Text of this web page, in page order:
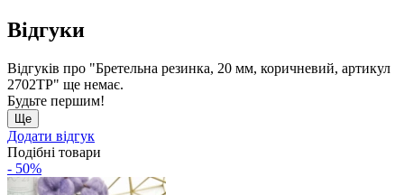
Відгуки
Відгуків про "Бретельна резинка, 20 мм, коричневий, артикул
2702ТР" ще немає.
Будьте першим!
Ще
Додати відгук
Подібні товари
- 50%